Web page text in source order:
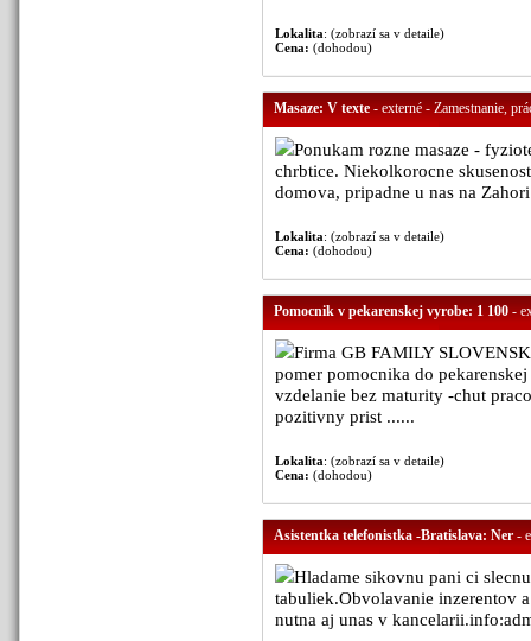
Lokalita: (zobrazí sa v detaile)
Cena: (dohodou)
Masaze: V texte- externé - Zamestnanie,
Ponukam rozne masaze -
chrbtice. Niekolkorocne
domova, pripadne u nas na
Lokalita: (zobrazí sa v detaile)
Cena: (dohodou)
Pomocnik v pekarenskej vyrobe: 1 100-
Firma GB FAMILY
pomer pomocnika do
vzdelanie bez maturity -chut
pozitivny prist ......
Lokalita: (zobrazí sa v detaile)
Cena: (dohodou)
Asistentka telefonistka -Bratislava: Ner-
Hladame sikovnu pani ci
tabuliek.Obvolavanie inzerentov
nutna aj unas v